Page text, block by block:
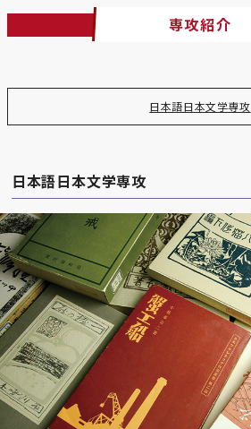
専攻紹介
日本語日本文学専攻
日本語日本文学専攻